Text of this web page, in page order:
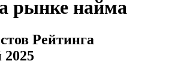
рынке найма
Рейтинга
2025